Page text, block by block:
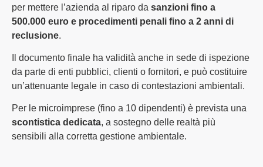
per mettere l’azienda al riparo da sanzioni fino a
500.000 euro e procedimenti penali fino a 2 anni di
reclusione.
Il documento finale ha validità anche in sede di ispezione
da parte di enti pubblici, clienti o fornitori, e può costituire
un’attenuante legale in caso di contestazioni ambientali.
Per le microimprese (fino a 10 dipendenti) è prevista una
scontistica dedicata, a sostegno delle realtà più
sensibili alla corretta gestione ambientale.